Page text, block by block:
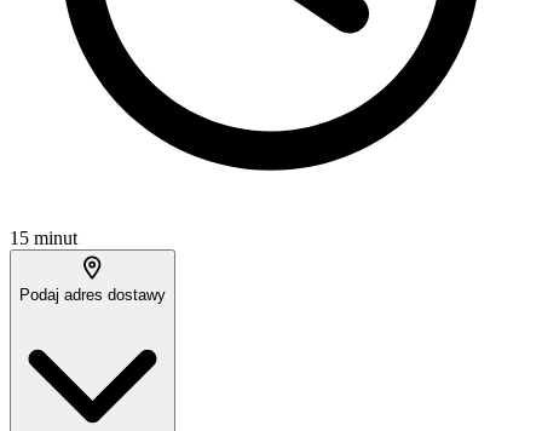
15 minut
Podaj adres dostawy